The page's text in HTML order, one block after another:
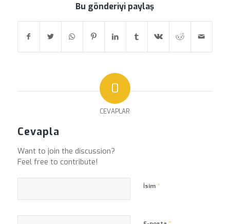
Bu gönderiyi paylaş
0
CEVAPLAR
Cevapla
Want to join the discussion?
Feel free to contribute!
İsim *